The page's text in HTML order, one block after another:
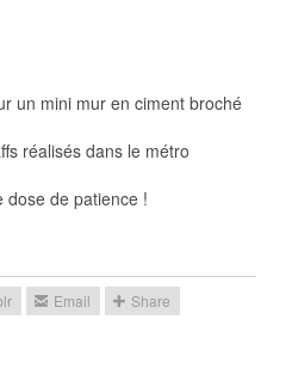
un mini mur en ciment broché
réalisés dans le métro
dose de patience !